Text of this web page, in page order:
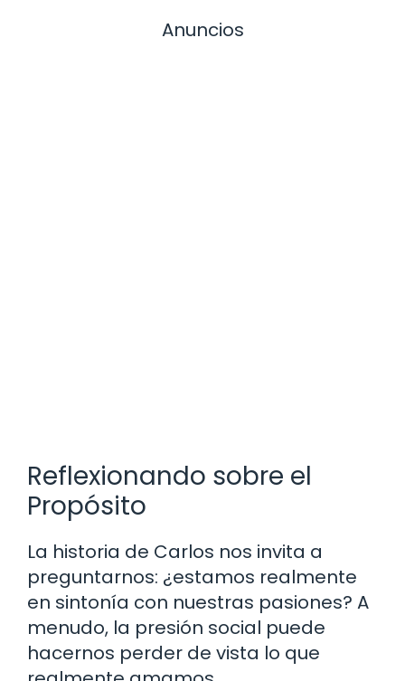
Anuncios
Reflexionando sobre el
Propósito
La historia de Carlos nos invita a
preguntarnos: ¿estamos realmente
en sintonía con nuestras pasiones? A
menudo, la presión social puede
hacernos perder de vista lo que